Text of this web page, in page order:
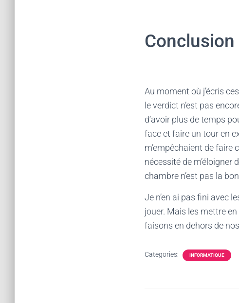
Conclusion
Au moment où j’écris
le verdict n’est pas
d’avoir plus de temps
face et faire un tour en
m’empêchaient de
nécessité de m’éloigner
chambre n’est pas la
Je n’en ai pas fini avec
jouer. Mais les mettre
faisons en dehors de
Categories: INFORMATIQUE